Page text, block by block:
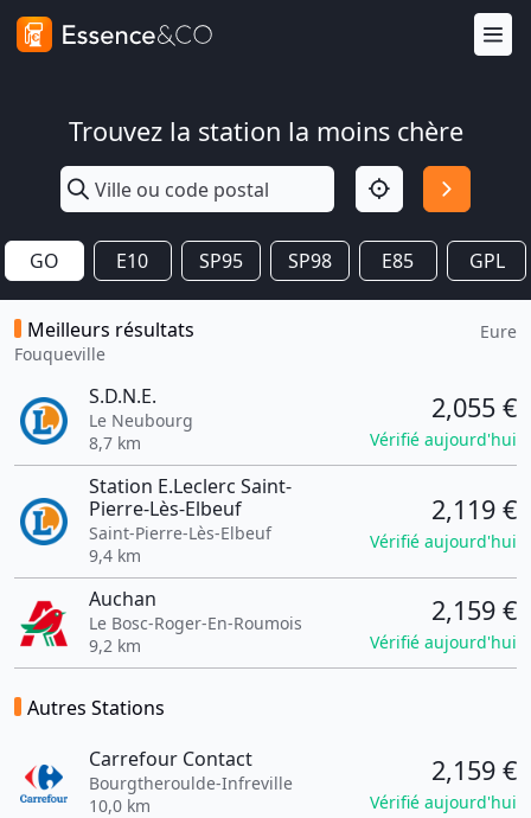
Trouvez la station la moins chère
GO E10 SP95 SP98 E85 GPL
Meilleurs résultats
Fouqueville
Eure
S.D.N.E.
Le Neubourg
8,7 km
2,055 €
Vérifié aujourd'hui
Station E.Leclerc Saint-
Pierre-Lès-Elbeuf
Saint-Pierre-Lès-Elbeuf
9,4 km
2,119 €
Vérifié aujourd'hui
Auchan
Le Bosc-Roger-En-Roumois
9,2 km
2,159 €
Vérifié aujourd'hui
Autres Stations
Carrefour Contact
Bourgtheroulde-Infreville
10,0 km
2,159 €
Vérifié aujourd'hui